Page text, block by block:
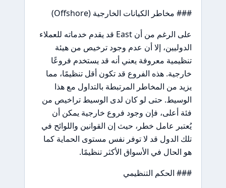
### مخاطر الكيانات الخارجية (Offshore)
على الرغم من أن East قد يقدم خدماته للعملاء
الدوليين، إلا أن عدم وجود ترخيص من هيئة
تنظيمية معروفة يعني أنه قد يستخدم فروعًا
خارجية. هذه الفروع قد تكون أقل تنظيمًا، مما
يزيد من المخاطر المرتبطة بالتداول مع هذا
الوسيط. حتى لو كان لدى الوسيط تراخيص من
فئة أعلى، فإن وجود فروع خارجية يمكن أن
يُعتبر عامل خطر، حيث إن القوانين واللوائح في
تلك الدول قد لا توفر نفس مستوى الحماية كما
هو الحال في الأسواق الأكثر تنظيمًا.
### الحكم التنظيمي